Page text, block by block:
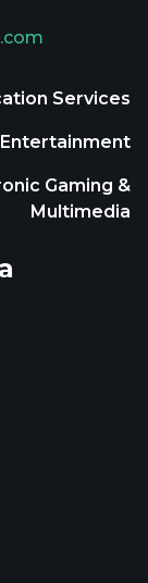
Services
Gaming &
Multimedia